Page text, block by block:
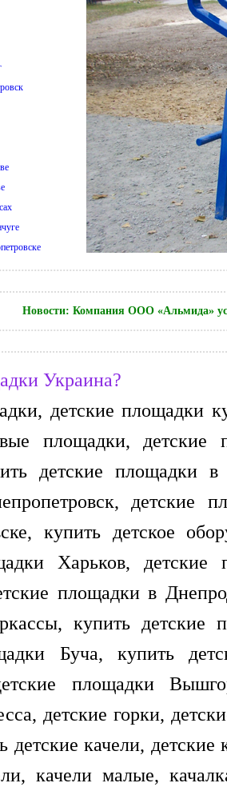
Новости: Компания ООО «Альмида»
Украина?
детские площадки
площадки,
детские площадки
детские
купить детское
Харьков,
площадки в
купить детские
Буча, купить
площадки
детские горки,
детские качели,
качели малые,